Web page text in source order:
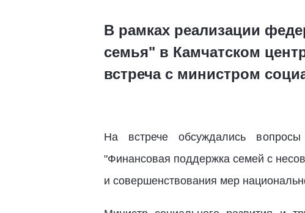
В рамках реализации
семья" в Камчатском
встреча с министром
На встрече обсуждались
"Финансовая поддержка семей с
и совершенствования мер